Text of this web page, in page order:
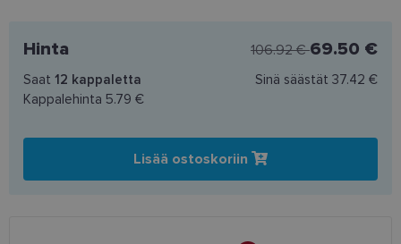
Hinta 106.92 €69.50 €
Saat 12 kappaletta
Kappalehinta 5.79 €
Sinä säästät 37.42 €
Lisää ostoskoriin